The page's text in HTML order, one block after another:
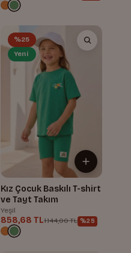
%25
Yeni
Kız Çocuk Baskılı T-shirt
ve Tayt Takım
Yeşil
858,68 TL1.144,00 TL %25